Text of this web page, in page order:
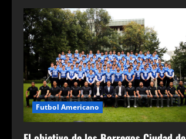
r
a
d
a
s
Futbol Americano